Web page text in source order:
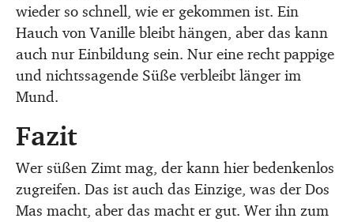
wieder so schnell, wie er gekommen ist. Ein
Hauch von Vanille bleibt hängen, aber das kann
auch nur Einbildung sein. Nur eine recht pappige
und nichtssagende Süße verbleibt länger im
Mund.
Fazit
Wer süßen Zimt mag, der kann hier bedenkenlos
zugreifen. Das ist auch das Einzige, was der Dos
Mas macht, aber das macht er gut. Wer ihn zum